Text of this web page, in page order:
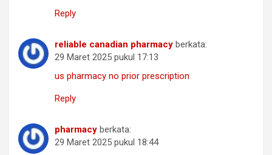
Reply
reliable canadian pharmacy berkata:
29 Maret 2025 pukul 17:13
us pharmacy no prior prescription
Reply
pharmacy berkata:
29 Maret 2025 pukul 18:44